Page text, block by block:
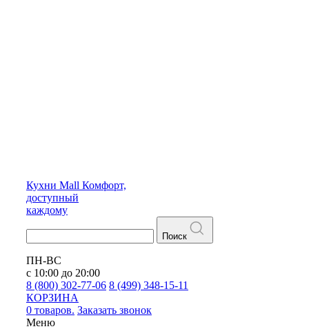
Кухни Mall Комфорт,
доступный
каждому
Поиск
ПН-ВС
с 10:00 до 20:00
8 (800) 302-77-06 8 (499) 348-15-11
КОРЗИНА
0 товаров. Заказать звонок
Меню